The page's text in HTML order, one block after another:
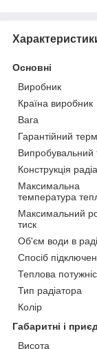
Основні
Виробник
Країна виробник
Вага
Гарантійний
Випробувальний
Конструкція
Максимальна
температура
Максимальний
тиск
Об'єм води в
Спосіб
Теплова
Тип радіатора
Колір
Габаритні і
Висота